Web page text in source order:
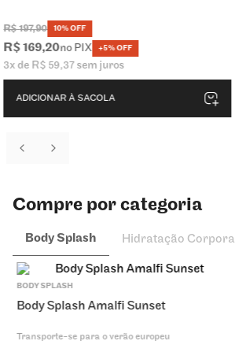
R$ 197,90 10% OFF
R$ 169,20no PIX +5% OFF
3x de R$ 59,37sem juros
ADICIONAR À SACOLA
Compre por categoria
Body Splash Hidratação Corporal
BODY SPLASH
Body Splash Amalfi Sunset
Transporte-se para o verão europeu